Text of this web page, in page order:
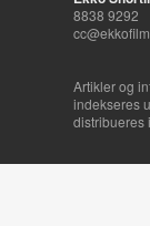
8838 9292
Artikler og
indekseres
distribueres